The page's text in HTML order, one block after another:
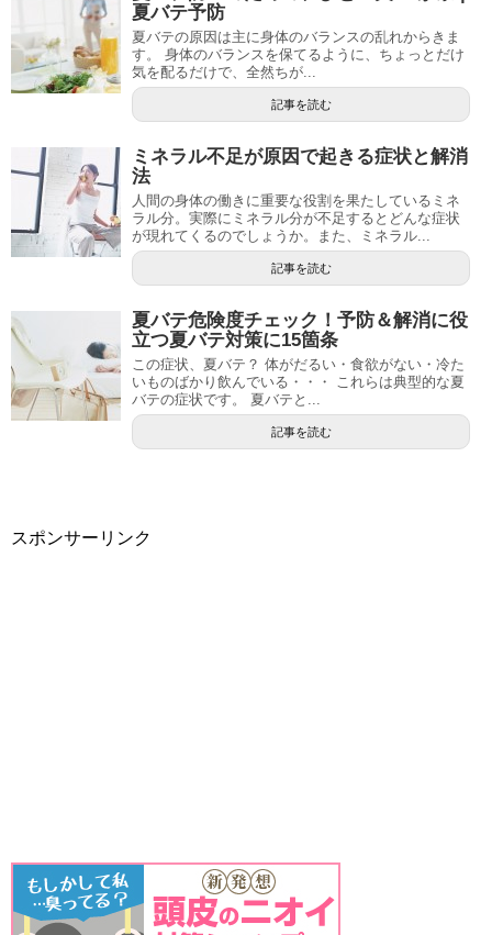
夏バテ予防
夏バテの原因は主に身体のバランスの乱れからきま
す。 身体のバランスを保てるように、ちょっとだけ
気を配るだけで、全然ちが...
記事を読む
ミネラル不足が原因で起きる症状と解消
法
人間の身体の働きに重要な役割を果たしているミネ
ラル分。実際にミネラル分が不足するとどんな症状
が現れてくるのでしょうか。また、ミネラル...
記事を読む
夏バテ危険度チェック！予防＆解消に役
立つ夏バテ対策に15箇条
この症状、夏バテ？ 体がだるい・食欲がない・冷た
いものばかり飲んでいる・・・ これらは典型的な夏
バテの症状です。 夏バテと...
記事を読む
スポンサーリンク